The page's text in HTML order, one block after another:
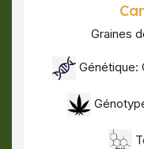
Graines
Génétique: